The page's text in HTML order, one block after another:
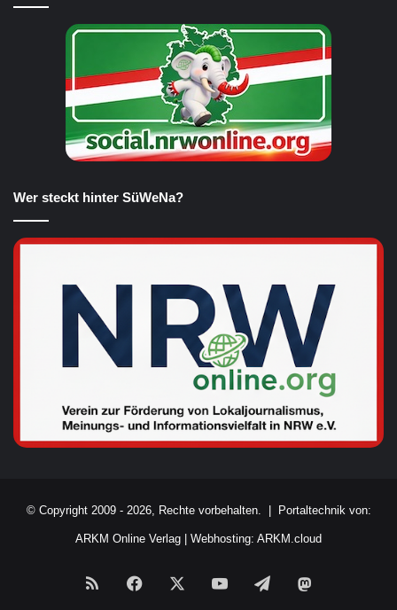
Wer steckt hinter SüWeNa?
© Copyright 2009 - 2026, Rechte vorbehalten. | Portaltechnik von:
ARKM Online Verlag Webhosting: ARKM.cloud
RSS Facebook YouTubeTelegram